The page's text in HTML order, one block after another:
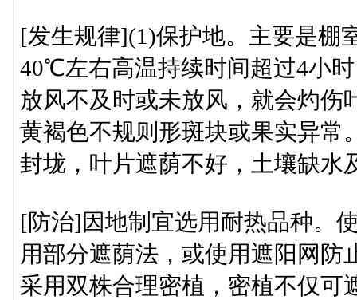
[发生规律](1)保护地。主要是棚
40℃左右高温持续时间超过4小
放风不及时或未放风，就会灼伤
黄褐色不规则形斑块或果实异常
封垅，叶片遮荫不好，土壤缺水
[防治]因地制宜选用耐热品种。
用部分遮荫法，或使用遮阳网防
采用双株合理密植，密植不仅可